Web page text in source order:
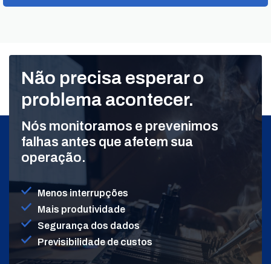
Não precisa esperar o
problema acontecer.
Nós monitoramos e prevenimos
falhas antes que afetem sua
operação.
Menos interrupções
Mais produtividade
Segurança dos dados
Previsibilidade de custos